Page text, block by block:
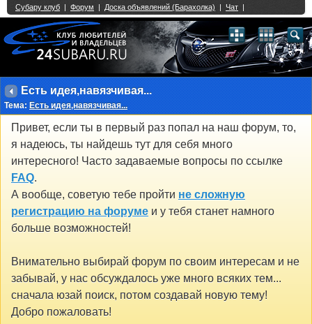
Есть идея,навязчивая...
Тема: Есть идея,навязчивая...
Привет, если ты в первый раз попал на наш форум, то,
я надеюсь, ты найдешь тут для себя много
интересного! Часто задаваемые вопросы по ссылке
FAQ.
А вообще, советую тебе пройти не сложную
регистрацию на форуме и у тебя станет намного
больше возможностей!
Внимательно выбирай форум по своим интересам и не
забывай, у нас обсуждалось уже много всяких тем...
сначала юзай поиск, потом создавай новую тему!
Добро пожаловать!
Single Sign On provided byvBSSO
2 3 4 5 6 7 8 9 10 11 12 13 14 15 16 17 18 21 22 23 24 25 26
27 28 29 30 31 32 33 34 35 36 37 38 39 40 41 42 43